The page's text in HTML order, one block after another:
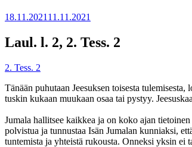
Julkaistu
18.11.2021 11.11.2021
Laul. l. 2, 2. Tess. 2
2. Tess. 2
Tänään puhutaan Jeesuksen toisesta
tuskin kukaan muukaan osaa tai pystyy.
Jumala hallitsee kaikkea ja on koko ajan
polvistua ja tunnustaa Isän Jumalan kunniaksi,
tuntemista ja yhteistä rukousta. Onneksi yksin ei